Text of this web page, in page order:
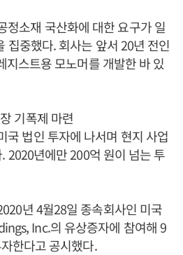
정소재 국산화에 대한 요구가 일
집중했다. 회사는 앞서 20년 전인
지스트용 모노머를 개발한 바 있
기폭제 마련
국 법인 투자에 나서며 현지 사업
2020년에만 200억 원이 넘는 투
년 4월28일 종속회사인 미국
Inc.의 유상증자에 참여해 9
한다고 공시했다.